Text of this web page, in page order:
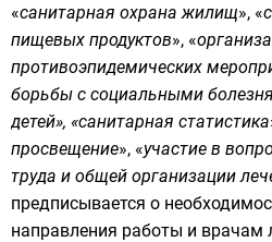
«санитарная охрана жилищ», «
пищевых продуктов», «
противоэпидемических
борьбы с социальными
детей», «санитарная статистика
просвещение», «участие в
труда и общей организации
предписывается о
направления работы и врачам